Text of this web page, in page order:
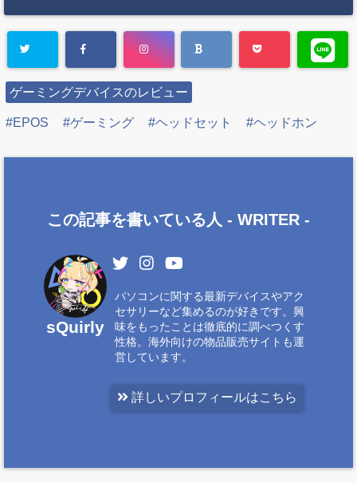
ゲーミングデバイスのレビュー
EPOS ゲーミング ヘッドセット ヘッドホン
この記事を書いている人 - WRITER -
sQuirly
パソコンに関する最新デバイスやアク
セサリーなど集めるのが好きです。興
味をもったことは徹底的に調べつくす
性格。海外向けの物品販売サイトも運
営しています。
詳しいプロフィールはこちら